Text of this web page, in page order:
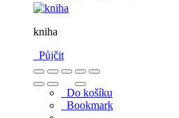
kniha
Půjčit
Do košíku
Bookmark